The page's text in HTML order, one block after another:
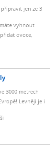
jen ze 3
vyhnout
ovoce,
3000 metrech
Levněji je i